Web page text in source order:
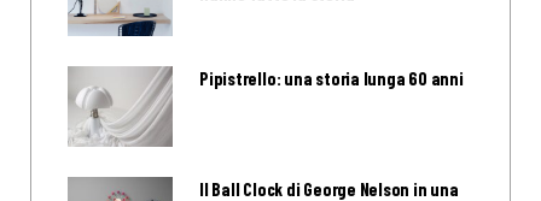
Pipistrello: una storia lunga 60 anni
Il Ball Clock di George Nelson in una